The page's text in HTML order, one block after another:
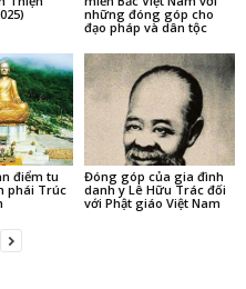
những đóng góp cho
đạo pháp và dân tộc
điểm tu
phái Trúc
Đóng góp của gia đình
danh y Lê Hữu Trác đối
với Phật giáo Việt Nam